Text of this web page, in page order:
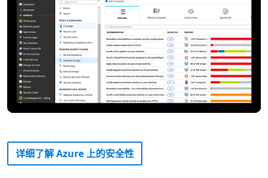
详细了解 Azure 上的安全性